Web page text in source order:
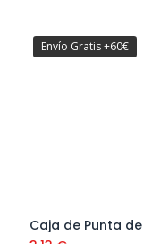
Envío Gratis +60€
Añadir al